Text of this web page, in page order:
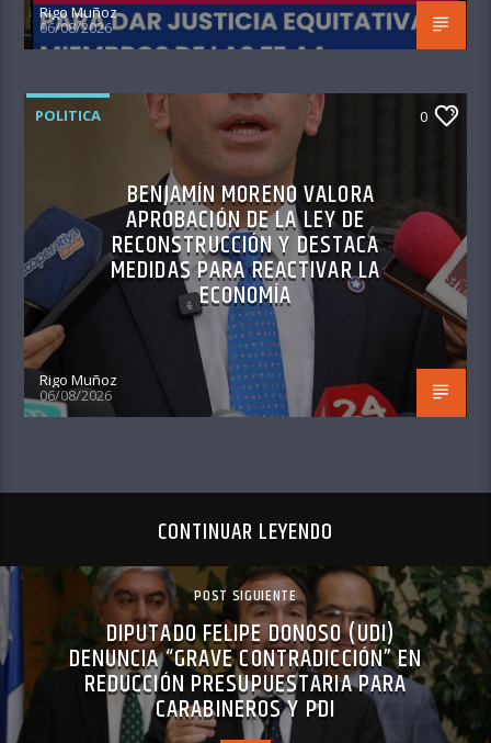
Rigo Muñoz
06/08/2026
POLITICA 0
BENJAMÍN MORENO VALORA
APROBACIÓN DE LA LEY DE
RECONSTRUCCIÓN Y DESTACA
MEDIDAS PARA REACTIVAR LA
ECONOMÍA
Rigo Muñoz
06/08/2026
CONTINUAR LEYENDO
POST SIGUIENTE
DIPUTADO FELIPE DONOSO (UDI)
DENUNCIA “GRAVE CONTRADICCIÓN” EN
REDUCCIÓN PRESUPUESTARIA PARA
CARABINEROS Y PDI